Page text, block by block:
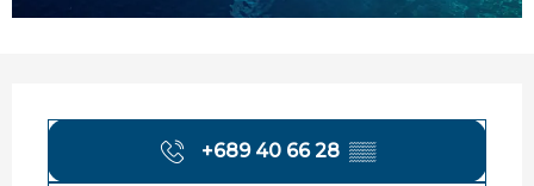
Ouverture et coordonnées
+689 40 66 28 ▒▒